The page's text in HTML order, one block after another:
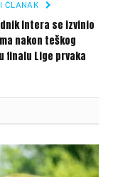
ČLANAK
Intera se izvinio
nakon teškog
finalu Lige prvaka